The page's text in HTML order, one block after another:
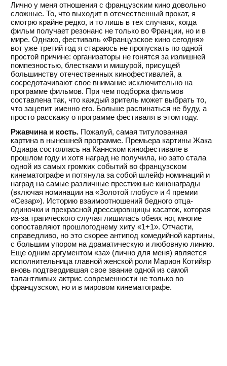
Лично у меня отношения с французским кино довольно
сложные. То, что выходит в отечественный прокат, я
смотрю крайне редко, и то лишь в тех случаях, когда
фильм получает резонанс не только во Франции, но и в
мире. Однако, фестиваль «Французское кино сегодня»
вот уже третий год я стараюсь не пропускать по одной
простой причине: организаторы не гонятся за излишней
помпезностью, блестками и мишурой, присущей
большинству отечественных кинофестивалей, а
сосредотачивают свое внимание исключительно на
программе фильмов. При чем подборка фильмов
составлена так, что каждый зритель может выбрать то,
что зацепит именно его. Больше распинаться не буду, а
просто расскажу о программе фестиваля в этом году.
Ржавчина и кость. Пожалуй, самая титулованная
картина в нынешней программе. Премьера картины Жака
Одиара состоялась на Каннском кинофестивале в
прошлом году и хотя наград не получила, но зато стала
одной из самых громких событий во французском
кинематографе и потянула за собой шлейф номинаций и
наград на самые различные престижные кинонаграды
(включая номинации на «Золотой глобус» и 4 премии
«Сезар»). Историю взаимоотношений бедного отца-
одиночки и прекрасной дрессировщицы касаток, которая
из-за трагического случая лишилась обеих ног, многие
сопоставляют прошлогоднему хиту «1+1». Отчасти,
справедливо, но это скорее антипод комедийной картины,
с большим упором на драматическую и любовную линию.
Еще одним аргументом «за» (лично для меня) является
исполнительница главной женской роли Марион Котийяр
вновь подтвердившая свое звание одной из самой
талантливых актрис современности не только во
французском, но и в мировом кинематографе.